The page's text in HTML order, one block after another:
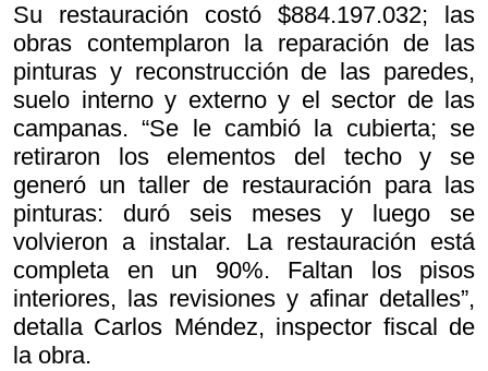
Su restauración costó $884.197.032; las
obras contemplaron la reparación de las
pinturas y reconstrucción de las paredes,
suelo interno y externo y el sector de las
campanas. “Se le cambió la cubierta; se
retiraron los elementos del techo y se
generó un taller de restauración para las
pinturas: duró seis meses y luego se
volvieron a instalar. La restauración está
completa en un 90%. Faltan los pisos
interiores, las revisiones y afinar detalles”,
detalla Carlos Méndez, inspector fiscal de
la obra.